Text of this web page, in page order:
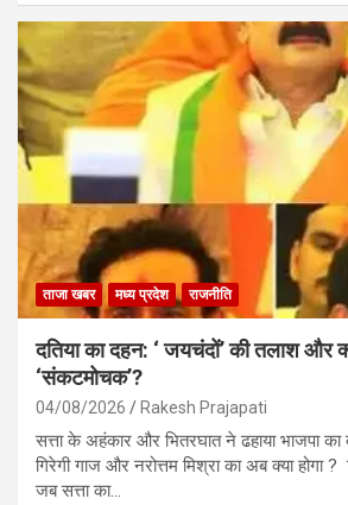
ce
b
o
o
k
at
s
A
p
p
ail ar
e
ताजा खबर मध्य प्रदेश राजनीति
दतिया का दहन: ‘ जयचंदों’ की तलाश और
‘संकटमोचक’?
04/08/2026 Rakesh Prajapati
सत्ता के अहंकार और भितरघात ने ढहाया भाजपा का
गिरेगी गाज और नरोत्तम मिश्रा का अब क्या होगा
जब सत्ता का…